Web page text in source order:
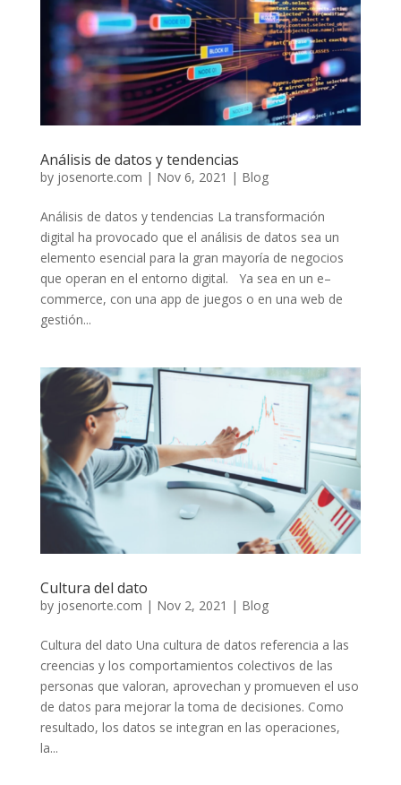
Análisis de datos y tendencias
by josenorte.com | Nov 6, 2021 | Blog
Análisis de datos y tendencias La transformación
digital ha provocado que el análisis de datos sea un
elemento esencial para la gran mayoría de negocios
que operan en el entorno digital. Ya sea en un e–
commerce, con una app de juegos o en una web de
gestión...
Cultura del dato
by josenorte.com | Nov 2, 2021 | Blog
Cultura del dato Una cultura de datos referencia a las
creencias y los comportamientos colectivos de las
personas que valoran, aprovechan y promueven el uso
de datos para mejorar la toma de decisiones. Como
resultado, los datos se integran en las operaciones,
la...